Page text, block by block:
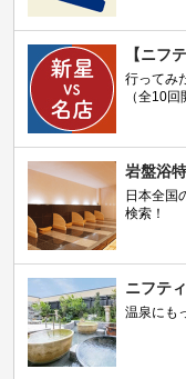
【ニフ
行ってみ
（全10
岩盤浴
日本全国
検索！
ニフテ
温泉にも